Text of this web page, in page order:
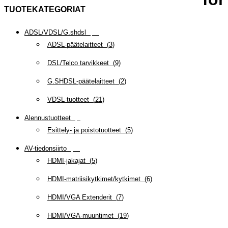
TUOTEKATEGORIAT
ADSL/VDSL/G.shdsl
ADSL-päätelaitteet (3)
DSL/Telco tarvikkeet (9)
G.SHDSL-päätelaitteet (2)
VDSL-tuotteet (21)
Alennustuotteet
Esittely- ja poistotuotteet (5)
AV-tiedonsiirto
HDMI-jakajat (5)
HDMI-matriisikytkimet/kytkimet (6)
HDMI/VGA Extenderit (7)
HDMI/VGA-muuntimet (19)